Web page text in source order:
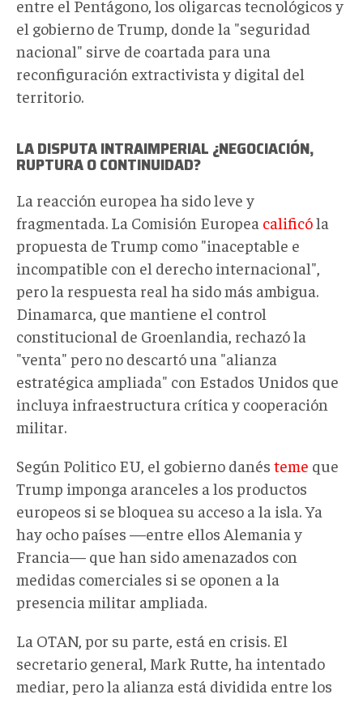
entre el Pentágono, los oligarcas tecnológicos y
el gobierno de Trump, donde la "seguridad
nacional" sirve de coartada para una
reconfiguración extractivista y digital del
territorio.
LA DISPUTA INTRAIMPERIAL ¿NEGOCIACIÓN,
RUPTURA O CONTINUIDAD?
La reacción europea ha sido leve y
fragmentada. La Comisión Europea calificóla
propuesta de Trump como "inaceptable e
incompatible con el derecho internacional",
pero la respuesta real ha sido más ambigua.
Dinamarca, que mantiene el control
constitucional de Groenlandia, rechazó la
"venta" pero no descartó una "alianza
estratégica ampliada" con Estados Unidos que
incluya infraestructura crítica y cooperación
militar.
Según Politico EU, el gobierno danés teme que
Trump imponga aranceles a los productos
europeos si se bloquea su acceso a la isla. Ya
hay ocho países —entre ellos Alemania y
Francia— que han sido amenazados con
medidas comerciales si se oponen a la
presencia militar ampliada.
La OTAN, por su parte, está en crisis. El
secretario general, Mark Rutte, ha intentado
mediar, pero la alianza está dividida entre los